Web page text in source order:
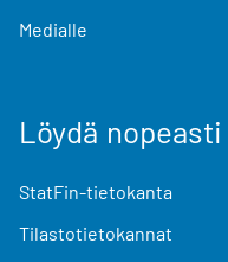
Medialle
Löydä nopeasti
StatFin-tietokanta
Tilastotietokannat